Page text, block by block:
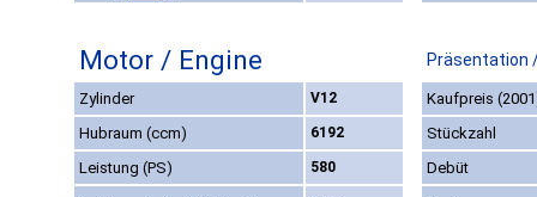
Motor / Engine Präsentation
Zylinder V12
Kaufpreis
Hubraum (ccm)
6192
Stückzahl
Leistung (PS)
580 Debüt